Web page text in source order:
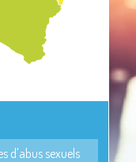
d'abus sexuels